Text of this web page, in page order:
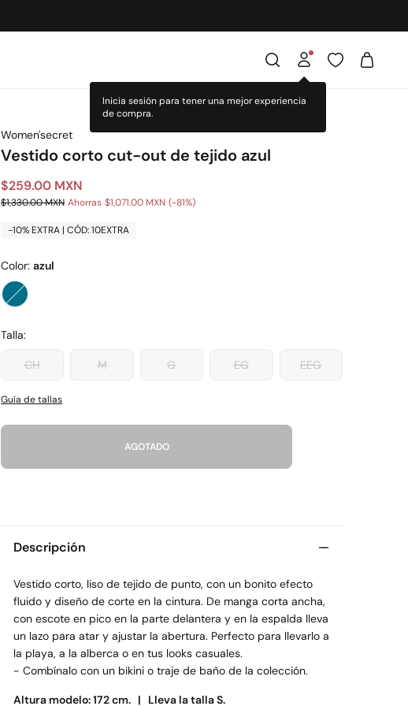
Women'secret
Vestido corto cut-out de tejido azul
$259.00 MXN
$1,330.00 MXN Ahorras $1,071.00 MXN 81
-10% EXTRA | CÓD: 10EXTRA
Color: azul
Talla:
CH M G EG EEG
Guía de tallas
AGOTADO
Descripción
Vestido corto, liso de tejido de punto, con un bonito efecto
fluido y diseño de corte en la cintura. De manga corta ancha,
con escote en pico en la parte delantera y en la espalda lleva
un lazo para atar y ajustar la abertura. Perfecto para llevarlo a
la playa, a la alberca o en tus looks casuales.
- Combínalo con un bikini o traje de baño de la colección.
Altura modelo: 172 cm. | Lleva la talla S.